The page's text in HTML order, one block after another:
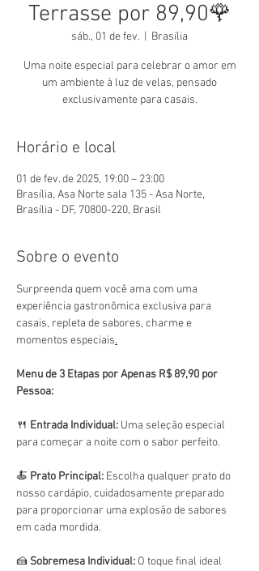
Terrasse por 89,90🌹
sáb., 01 de fev. Brasília
Uma noite especial para celebrar o amor em
um ambiente à luz de velas, pensado
exclusivamente para casais.
Horário e local
01 de fev. de 2025, 19:00 – 23:00
Brasília, Asa Norte sala 135 - Asa Norte,
Brasília - DF, 70800-220, Brasil
Sobre o evento
Surpreenda quem você ama com uma
experiência gastronômica exclusiva para
casais, repleta de sabores, charme e
momentos especiais.
Menu de 3 Etapas por Apenas R$ 89,90 por
Pessoa:
🍴 Entrada Individual: Uma seleção especial
para começar a noite com o sabor perfeito.
🍝 Prato Principal: Escolha qualquer prato do
nosso cardápio, cuidadosamente preparado
para proporcionar uma explosão de sabores
em cada mordida.
🍰 Sobremesa Individual: O toque final ideal